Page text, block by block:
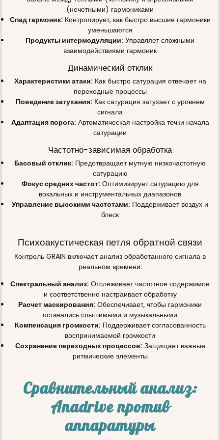
(нечетными) гармониками
Спад гармоник: Контролирует, как быстро высшие гармоники
уменьшаются
Продукты интермодуляции: Управляет сложными
взаимодействиями гармоник
Динамический отклик
Характеристики атаки: Как быстро сатурация отвечает на
переходные процессы
Поведение затухания: Как сатурация затухает с уровнем
сигнала
Адаптация порога: Автоматическая настройка точки начала
сатурации
Частотно-зависимая обработка
Басовый отклик: Предотвращает мутную низкочастотную
сатурацию
Фокус средних частот: Оптимизирует сатурацию для
вокальных и инструментальных диапазонов
Управление высокими частотами: Поддерживает воздух и
блеск
Психоакустическая петля обратной связи
Контроль GRAIN включает анализ обработанного сигнала в
реальном времени:
Спектральный анализ: Отслеживает частотное содержимое
и соответственно настраивает обработку
Расчет маскирования: Обеспечивает, чтобы гармоники
оставались слышимыми и музыкальными
Компенсация громкости: Поддерживает согласованность
воспринимаемой громкости
Сохранение переходных процессов: Защищает важные
ритмические элементы
Сравнительный анализ:
Anadrive против
аппаратуры